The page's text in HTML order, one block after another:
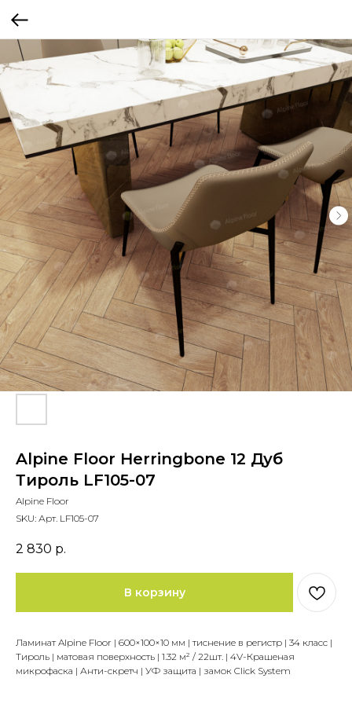
Alpine Floor Herringbone 12 Дуб
Тироль LF105-07
Alpine Floor
SKU: Арт. LF105-07
2 830 р.
В корзину
Ламинат Alpine Floor | 600×100×10 мм | тиснение в регистр | 34 класс |
Тироль | матовая поверхность | 1.32 м² / 22шт. | 4V-Крашеная
микрофаска | Анти-скретч | УФ защита | замок Click System